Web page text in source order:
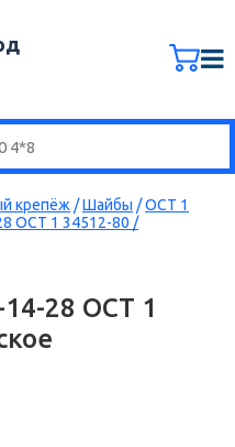
крепёж /Шайбы /ОСТ 1
ОСТ 1 34512-80 /
28 ОСТ 1